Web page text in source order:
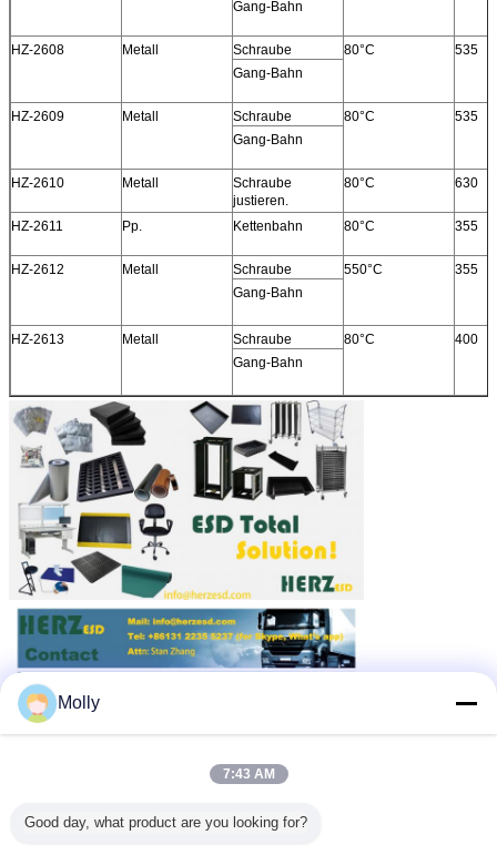
Gang-Bahn
HZ-2608 Metall Schraube 80°C
535
Gang-Bahn
HZ-2609 Metall Schraube 80°C
535
Gang-Bahn
HZ-2610 Metall
Schraube
justieren.
80°C 630
HZ-2611 Pp. Kettenbahn 80°C 355
HZ-2612 Metall Schraube 550°C
355
Gang-Bahn
HZ-2613 Metall Schraube 80°C
400
Gang-Bahn
Molly
7:43 AM
Good day, what product are you looking for?